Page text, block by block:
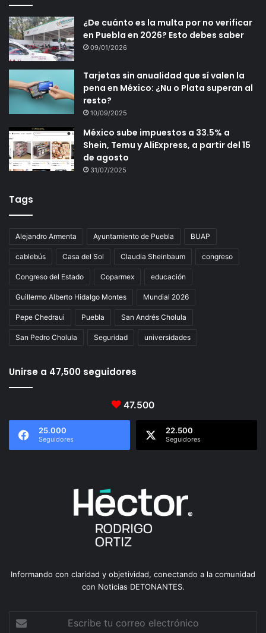
¿De cuánto es la multa por no verificar
en Puebla en 2026? Esto debes saber
09/01/2026
Tarjetas sin anualidad que sí valen la
pena en México: ¿Nu o Plata superan al
resto?
10/09/2025
México sube impuestos a 33.5% a
Shein, Temu y AliExpress, a partir del 15
de agosto
31/07/2025
Tags
Alejandro Armenta Ayuntamiento de Puebla BUAP
cablebús Casa del Sol Claudia Sheinbaum congreso
Congreso del Estado Coparmex educación
Guillermo Alberto Hidalgo Montes Mundial 2026
Pepe Chedraui Puebla San Andrés Cholula
San Pedro Cholula Seguridad universidades
Unirse a 47,500 seguidores
47.500
25.000
Seguidores
22.500
Seguidores
Informando con claridad y objetividad, conectando a la comunidad
con Noticias DETONANTES.
tu